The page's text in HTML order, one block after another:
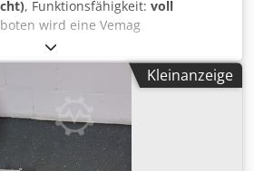
, Funktionsfähigkeit: voll
wird eine Vemag
Robby, HP in einem gutem
. Werkstatt geprüft. Mehrere
Tnhnsaowa Weiteres auf Anfrage.
Garantie, keine Gewährleistung.
Kleinanzeige